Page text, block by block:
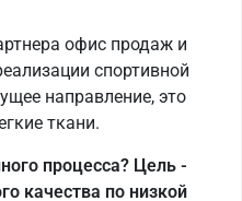
офис продаж и
спортивной
направление, это
ткани.
процесса? Цель -
качества по низкой